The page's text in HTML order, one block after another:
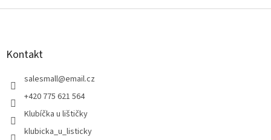
Z
Kontakt
salesmall@email.cz
+420 775 621 564
Klubíčka u lištičky
klubicka_u_listicky